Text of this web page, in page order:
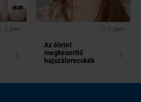
2 perc 1 perc
Az életet
megkeserítő
hajszálerecskék